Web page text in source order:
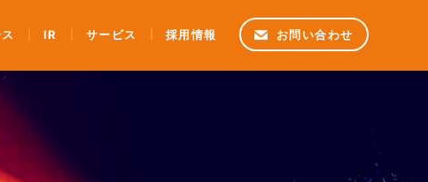
IR サービス 採用情報 お問い合わせ